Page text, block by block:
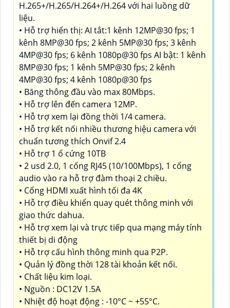
H.265+/H.265/H.264+/H.264 với hai luồng dữ
liệu.
• Hỗ trợ hiển thị: AI tắt:1 kênh 12MP@30 fps; 1
kênh 8MP@30 fps; 2 kênh 5MP@30 fps; 3 kênh
4MP@30 fps; 6 kênh 1080p@30 fps AI bật: 1 kênh
8MP@30 fps; 1 kênh 5MP@30 fps; 2 kênh
4MP@30 fps; 4 kênh 1080p@30 fps
• Băng thông đầu vào max 80Mbps.
• Hỗ trợ lên đến camera 12MP.
• Hỗ trợ xem lại đồng thời 1/4 camera.
• Hỗ trợ kết nối nhiều thương hiệu camera với
chuẩn tương thích Onvif 2.4
• Hỗ trợ 1 ổ cứng 10TB
• 2 usd 2.0, 1 cổng RJ45 (10/100Mbps), 1 cổng
audio vào ra hỗ trợ đàm thoại 2 chiều.
• Cổng HDMI xuất hình tối đa 4K
• Hỗ trợ điều khiển quay quét thông minh với
giao thức dahua.
• Hỗ trợ xem lại và trực tiếp qua mạng máy tính
thiết bị di động
• Hỗ trợ cấu hình thông minh qua P2P.
• Quản lý đồng thời 128 tài khoản kết nối.
• Chất liệu kim loại.
• Nguồn : DC12V 1.5A
• Nhiệt độ hoạt động : -10°C ~ +55°C.